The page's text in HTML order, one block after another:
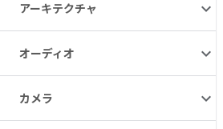
アーキテクチャ
オーディオ
カメラ